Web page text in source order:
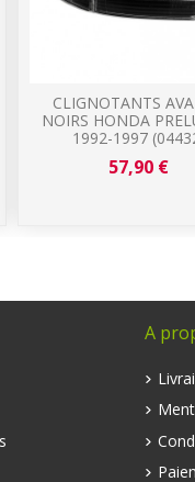
CLIGNOTANTS
NOIRS HONDA
1992-1997
57,90 €
A